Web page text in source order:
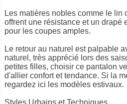
Les matières nobles comme le lin
offrent une résistance et un drapé
pour les coupes amples.
Le retour au naturel est palpable
naturel, très apprécié lors des
petites filles, choisir ce pantalon
d'allier confort et tendance. Si la
regardez ici les modèles estivaux.
Styles Urbains et Techniques